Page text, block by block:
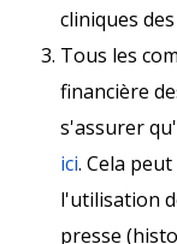
cliniques
Tous les
financière
s'assurer
ici. Cela
l'utilisation
presse